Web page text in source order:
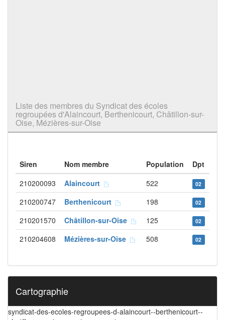
Liste des membres du Syndicat des écoles
regroupées d'Alaincourt, Berthenicourt, Châtillon-sur-
Oise, Mézières-sur-Oise
Siren Nom membre Population
Dpt
210200093
Alaincourt 522 02
210200747 Berthenicourt 198 02
210201570 Châtillon-sur-Oise 125 02
210204608 Mézières-sur-Oise 508 02
Cartographie
syndicat-des-ecoles-regroupees-d-alaincourt--berthenicourt--